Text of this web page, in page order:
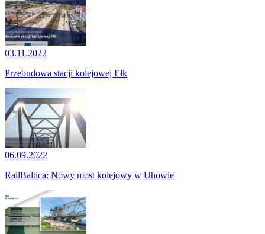
03.11.2022
Przebudowa stacji kolejowej Ełk
06.09.2022
RailBaltica: Nowy most kolejowy w Uhowie